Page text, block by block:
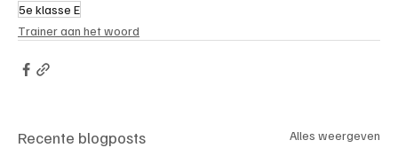
5e klasse E
Trainer aan het woord
Recente blogposts Alles weergeven